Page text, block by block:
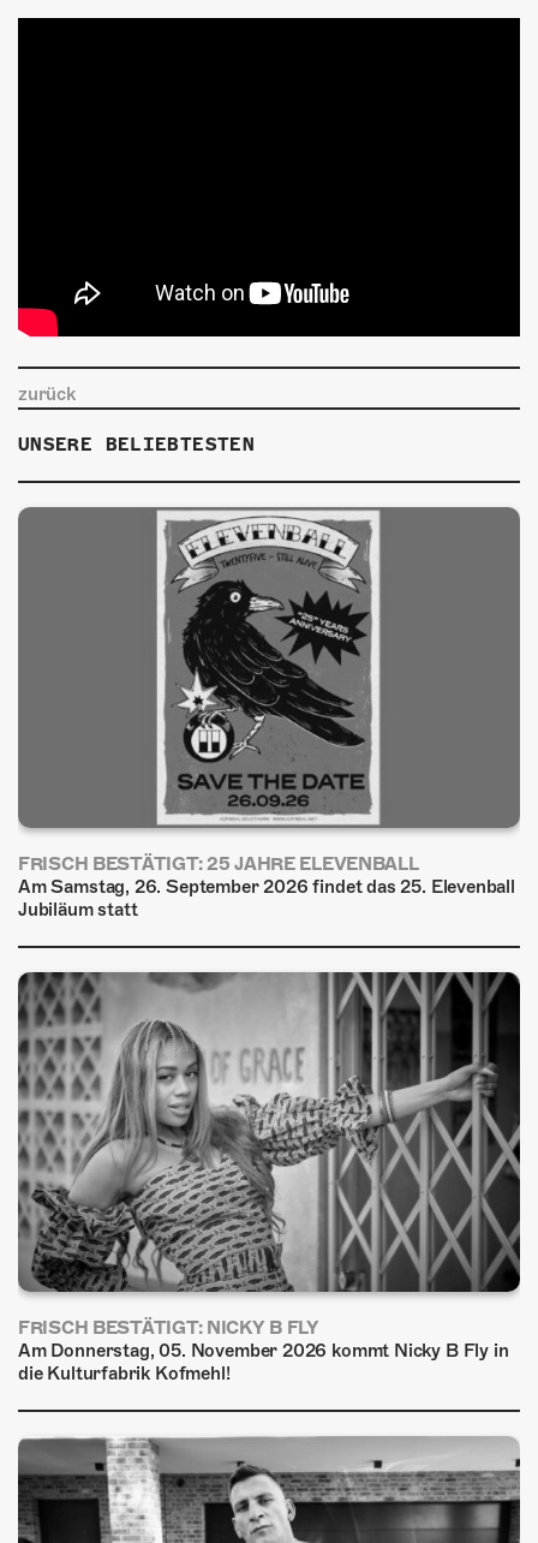
zurück
UNSERE BELIEBTESTEN
FRISCH BESTÄTIGT: 25 JAHRE ELEVENBALL
Am Samstag, 26. September 2026 findet das 25. Elevenball
Jubiläum statt
FRISCH BESTÄTIGT: NICKY B FLY
Am Donnerstag, 05. November 2026 kommt Nicky B Fly in
die Kulturfabrik Kofmehl!